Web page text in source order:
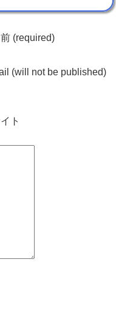
(required)
(will not be published)
ト